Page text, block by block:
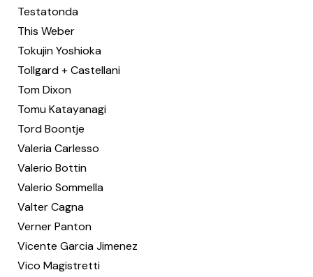
Testatonda
This Weber
Tokujin Yoshioka
Tollgard + Castellani
Tom Dixon
Tomu Katayanagi
Tord Boontje
Valeria Carlesso
Valerio Bottin
Valerio Sommella
Valter Cagna
Verner Panton
Vicente Garcia Jimenez
Vico Magistretti